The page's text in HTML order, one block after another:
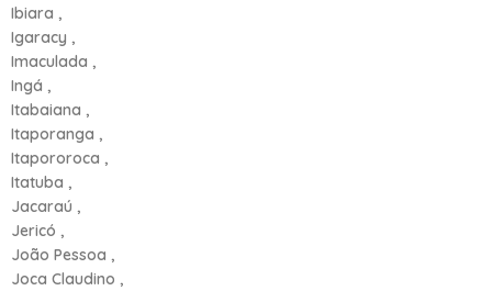
Ibiara ,
Igaracy ,
Imaculada ,
Ingá ,
Itabaiana ,
Itaporanga ,
Itapororoca ,
Itatuba ,
Jacaraú ,
Jericó ,
João Pessoa ,
Joca Claudino ,